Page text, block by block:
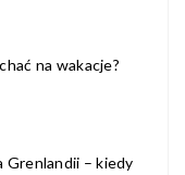
na wakacje?
Grenlandii – kiedy